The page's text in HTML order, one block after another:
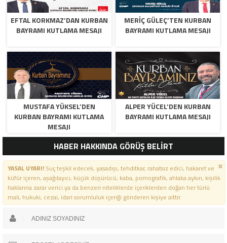
EFTAL KORKMAZ’DAN KURBAN
BAYRAMI KUTLAMA MESAJI
MERİÇ GÜLEÇ’TEN KURBAN
BAYRAMI KUTLAMA MESAJI
MUSTAFA YÜKSEL’DEN
KURBAN BAYRAMI KUTLAMA
MESAJI
ALPER YÜCEL’DEN KURBAN
BAYRAMI KUTLAMA MESAJI
HABER HAKKINDA GÖRÜŞ BELİRT
YASAL UYARI!Suç teşkil edecek, yasadışı, tehditkar, rahatsız edici, hakaret ve
küfür içeren, aşağılayıcı, küçük düşürücü, kaba, pornografik, ahlaka aykırı, kişilik
haklarına zarar verici ya da benzeri niteliklerde içeriklerden doğan her türlü
mali, hukuki, cezai, idari sorumluluk içeriği gönderen kişiye aittir.